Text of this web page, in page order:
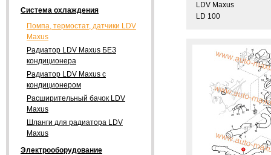
LDV Maxus
LD 100
Система охлаждения
Помпа, термостат, датчики LDV
Maxus
Радиатор LDV Maxus БЕЗ
кондиционера
Радиатор LDV Maxus с
кондиционером
Расширительный бачок LDV
Maxus
Шланги для радиатора LDV
Maxus
Электрооборудование